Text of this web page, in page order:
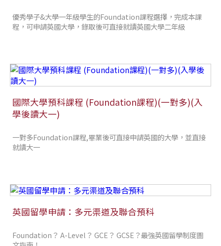
優秀學子&大學一年級學生的Foundation課程選擇，完成本課
程，可申請英國大學，錄取後可直接就讀英國大學二年級
國際大學預科課程 (Foundation課程)(一對多)(入
學後讀大一)
一對多Foundation課程,畢業後可直接申請英國的大學，並直接
就讀大一
英國留學申請：多元渠道及聯合預科
Foundation？ A-Level？ GCE？ GCSE？最強英國留學制度圖